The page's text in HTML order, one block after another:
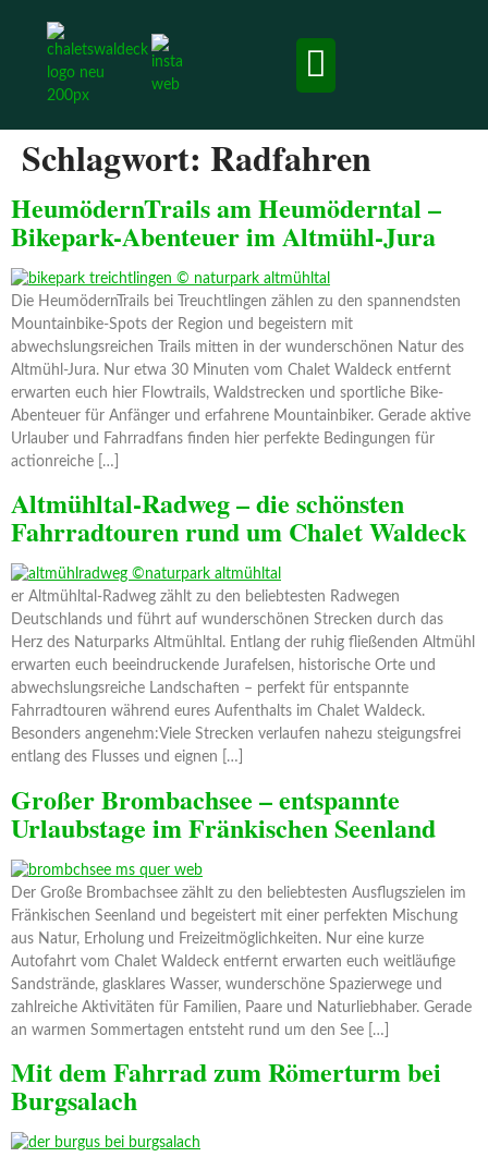
Schlagwort: Radfahren
HeumödernTrails am Heumöderntal –
Bikepark-Abenteuer im Altmühl-Jura
Die HeumödernTrails bei Treuchtlingen zählen zu den spannendsten
Mountainbike-Spots der Region und begeistern mit
abwechslungsreichen Trails mitten in der wunderschönen Natur des
Altmühl-Jura. Nur etwa 30 Minuten vom Chalet Waldeck entfernt
erwarten euch hier Flowtrails, Waldstrecken und sportliche Bike-
Abenteuer für Anfänger und erfahrene Mountainbiker. Gerade aktive
Urlauber und Fahrradfans finden hier perfekte Bedingungen für
actionreiche […]
Altmühltal-Radweg – die schönsten
Fahrradtouren rund um Chalet Waldeck
er Altmühltal-Radweg zählt zu den beliebtesten Radwegen
Deutschlands und führt auf wunderschönen Strecken durch das
Herz des Naturparks Altmühltal. Entlang der ruhig fließenden Altmühl
erwarten euch beeindruckende Jurafelsen, historische Orte und
abwechslungsreiche Landschaften – perfekt für entspannte
Fahrradtouren während eures Aufenthalts im Chalet Waldeck.
Besonders angenehm:Viele Strecken verlaufen nahezu steigungsfrei
entlang des Flusses und eignen […]
Großer Brombachsee – entspannte
Urlaubstage im Fränkischen Seenland
Der Große Brombachsee zählt zu den beliebtesten Ausflugszielen im
Fränkischen Seenland und begeistert mit einer perfekten Mischung
aus Natur, Erholung und Freizeitmöglichkeiten. Nur eine kurze
Autofahrt vom Chalet Waldeck entfernt erwarten euch weitläufige
Sandstrände, glasklares Wasser, wunderschöne Spazierwege und
zahlreiche Aktivitäten für Familien, Paare und Naturliebhaber. Gerade
an warmen Sommertagen entsteht rund um den See […]
Mit dem Fahrrad zum Römerturm bei
Burgsalach